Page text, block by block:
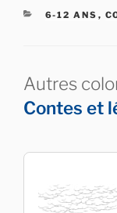
6-12 ANS ,
Autres
Contes et